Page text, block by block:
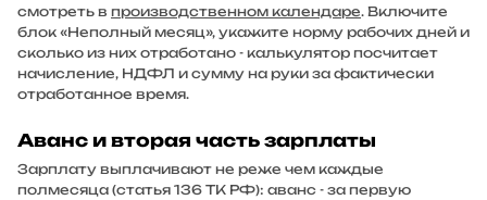
смотреть в производственном календаре. Включите
блок «Неполный месяц», укажите норму рабочих дней и
сколько из них отработано - калькулятор посчитает
начисление, НДФЛ и сумму на руки за фактически
отработанное время.
Аванс и вторая часть зарплаты
Зарплату выплачивают не реже чем каждые
полмесяца (статья 136 ТК РФ): аванс - за первую